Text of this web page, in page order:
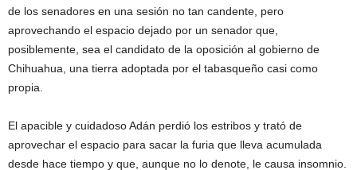
de los senadores en una sesión no tan candente, pero
aprovechando el espacio dejado por un senador que,
posiblemente, sea el candidato de la oposición al gobierno de
Chihuahua, una tierra adoptada por el tabasqueño casi como
propia.
El apacible y cuidadoso Adán perdió los estribos y trató de
aprovechar el espacio para sacar la furia que lleva acumulada
desde hace tiempo y que, aunque no lo denote, le causa insomnio.